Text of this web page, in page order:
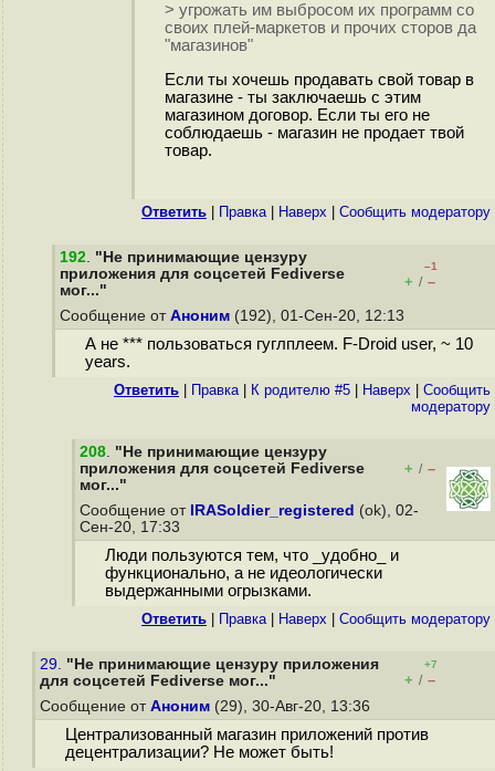
> угрожать им выбросом их программ со
своих плей-маркетов и прочих сторов да
"магазинов"
Если ты хочешь продавать свой товар в
магазине - ты заключаешь с этим
магазином договор. Если ты его не
соблюдаешь - магазин не продает твой
товар.
Ответить Правка| Наверх Cообщить модератору
192. "Не принимающие цензуру
приложения для соцсетей Fediverse
мог..."
–1
+ / –
Сообщение от Аноним (192), 01-Сен-20, 12:13
А не *** пользоваться гуглплеем. F-Droid user, ~ 10
years.
Ответить Правка| К родителю #5 Наверх
Cообщить
модератору
208. "Не принимающие цензуру
приложения для соцсетей Fediverse
мог..."
+ / –
Сообщение от IRASoldier_registered (ok), 02-
Сен-20, 17:33
Люди пользуются тем, что _удобно_ и
функционально, а не идеологически
выдержанными огрызками.
Ответить Правка| Наверх Cообщить модератору
29. "Не принимающие цензуру приложения
для соцсетей Fediverse мог..."
+7
+ / –
Сообщение от Аноним (29), 30-Авг-20, 13:36
Централизованный магазин приложений против
децентрализации? Не может быть!